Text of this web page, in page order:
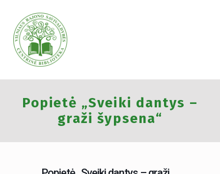
VILNIAUS RAJONO SAVIVALDYBĖS CENTRINĖ BIBLIOTEKA
VILNIAUS RAJONO SAVIVALDYBĖS CENTRINĖ BIBLIOTEKA KVIEČIA VISUS PRISIJUNGTI PRIE VISUOTINĖS PILIETINĖS INICIATYVOS „ATMINTIS GYVA, NES LIUDIJA“ IR UŽDEGTI ATMINIMO.
Popietė „Sveiki dantys –
graži šypsena“